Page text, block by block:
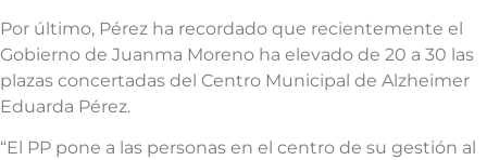
Por último, Pérez ha recordado que recientemente el
Gobierno de Juanma Moreno ha elevado de 20 a 30 las
plazas concertadas del Centro Municipal de Alzheimer
Eduarda Pérez.
“El PP pone a las personas en el centro de su gestión al